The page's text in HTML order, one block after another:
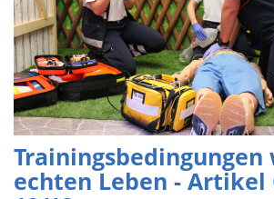
Trainingsbedingungen
echten Leben - Artikel